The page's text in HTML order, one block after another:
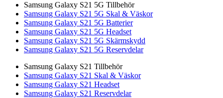
Samsung Galaxy S21 5G Tillbehör
Samsung Galaxy S21 5G Skal & Väskor
Samsung Galaxy S21 5G Batterier
Samsung Galaxy S21 5G Headset
Samsung Galaxy S21 5G Skärmskydd
Samsung Galaxy S21 5G Reservdelar
Samsung Galaxy S21 Tillbehör
Samsung Galaxy S21 Skal & Väskor
Samsung Galaxy S21 Headset
Samsung Galaxy S21 Reservdelar